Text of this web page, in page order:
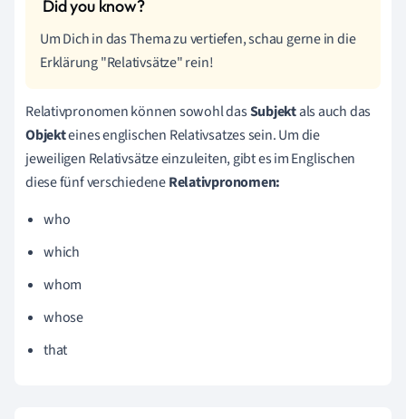
Um Dich in das Thema zu vertiefen, schau gerne in die
Erklärung "Relativsätze" rein!
Relativpronomen können sowohl dasSubjektals auch das
Objekteines englischen Relativsatzes sein. Um die
jeweiligen Relativsätze einzuleiten, gibt es im Englischen
diese fünf verschiedeneRelativpronomen:
who
which
whom
whose
that